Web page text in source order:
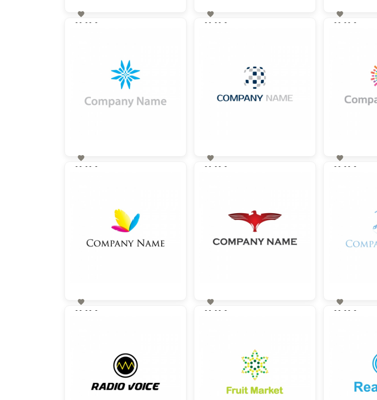

90,00 €

90,00 €

90,00 €

90,00 €

90,00 €

90,00 €

90,00 €

90,00 €

90,00 €